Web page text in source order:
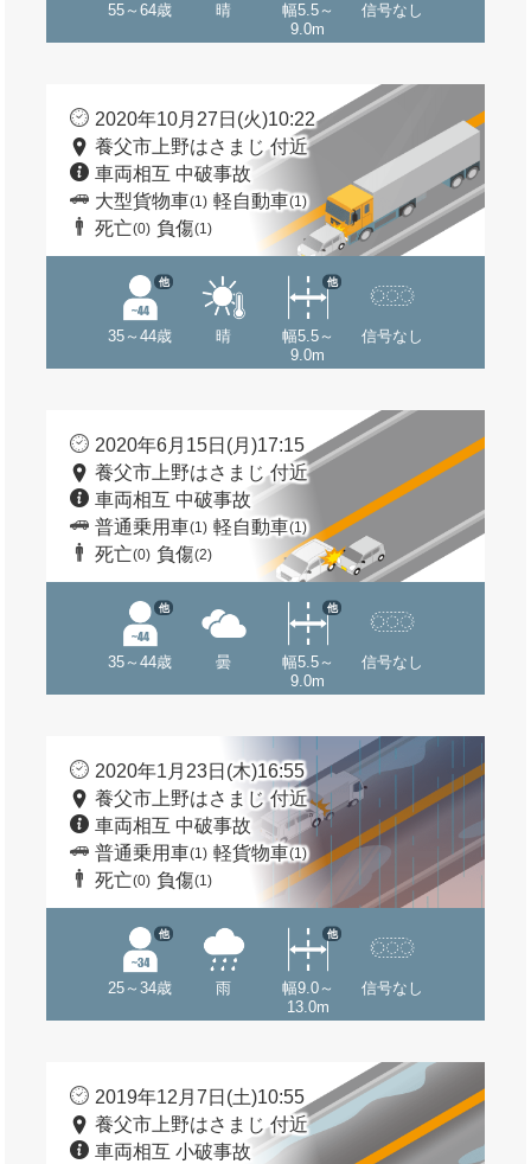
55～64歳 晴
幅5.5～
9.0m
信号なし
2020年10月27日(火)10:22
養父市上野はさまじ 付近
車両相互 中破事故
大型貨物車(1) 軽自動車(1)
死亡(0) 負傷(1)
35～44歳
他
晴
幅5.5～
9.0m
他
信号なし
2020年6月15日(月)17:15
養父市上野はさまじ 付近
車両相互 中破事故
普通乗用車(1) 軽自動車(1)
死亡(0) 負傷(2)
35～44歳
他
曇
幅5.5～
9.0m
他
信号なし
2020年1月23日(木)16:55
養父市上野はさまじ 付近
車両相互 中破事故
普通乗用車(1) 軽貨物車(1)
死亡(0) 負傷(1)
25～34歳
他
雨
幅9.0～
13.0m
他
信号なし
2019年12月7日(土)10:55
養父市上野はさまじ 付近
車両相互 小破事故